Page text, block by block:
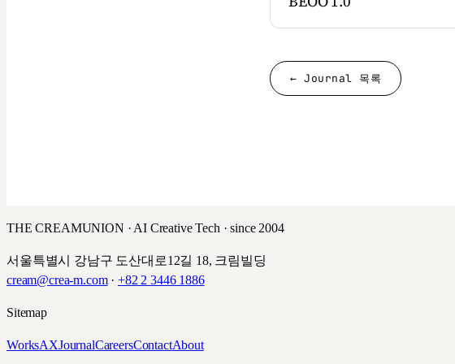
← Journal 목록
THE CREAMUNION · AI Creative Tech · since 2004
서울특별시 강남구 도산대로12길 18, 크림빌딩
cream@crea-m.com· +82 2 3446 1886
Sitemap
WorksAXJournalCareersContactAbout